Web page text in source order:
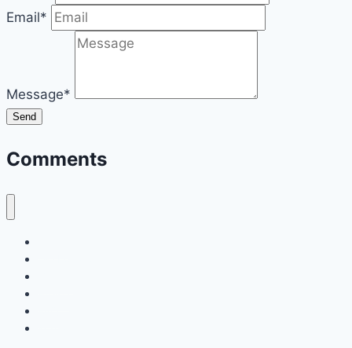
Email*
Message*
Send
Comments